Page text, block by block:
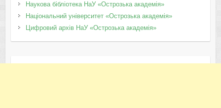
Наукова бібліотека НаУ «Острозька академія»
Національний університет «Острозька академія»
Цифровий архів НаУ «Острозька академія»